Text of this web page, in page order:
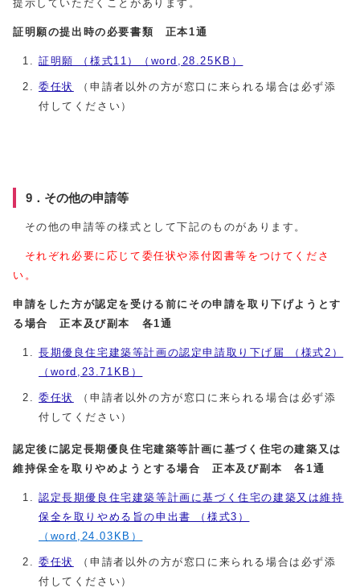
提示していただくことがあります。
証明願の提出時の必要書類 正本1通
証明願 （様式11）（word,28.25KB）
委任状
（申請者以外の方が窓口に来られる場合は必ず添
付してください）
9．その他の申請等
その他の申請等の様式として下記のものがあります。
それぞれ必要に応じて委任状や添付図書等をつけてくださ
い。
申請をした方が認定を受ける前にその申請を取り下げようとす
る場合 正本及び副本 各1通
長期優良住宅建築等計画の認定申請取り下げ届 （様式2）
（word,23.71KB）
委任状
（申請者以外の方が窓口に来られる場合は必ず添
付してください）
認定後に認定長期優良住宅建築等計画に基づく住宅の建築又は
維持保全を取りやめようとする場合 正本及び副本 各1通
認定長期優良住宅建築等計画に基づく住宅の建築又は維持
保全を取りやめる旨の申出書 （様式3）
（word,24.03KB）
委任状
（申請者以外の方が窓口に来られる場合は必ず添
付してください）